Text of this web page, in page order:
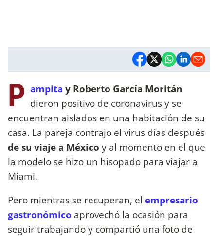
P ampita y Roberto García Moritán
dieron positivo de coronavirus y se
encuentran aislados en una habitación de su
casa. La pareja contrajo el virus días después
de su viaje a México y al momento en el que
la modelo se hizo un hisopado para viajar a
Miami.
Pero mientras se recuperan, el empresario
gastronómico aprovechó la ocasión para
seguir trabajando y compartió una foto de